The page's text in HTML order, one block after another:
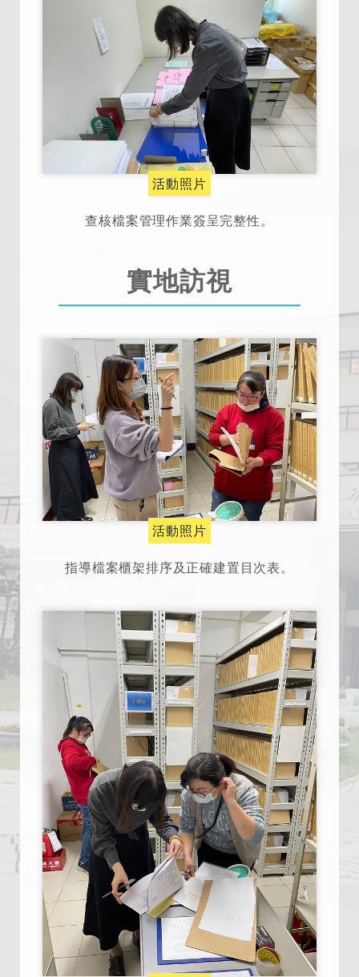
活動照片
查核檔案管理作業簽呈完整性。
實地訪視
活動照片
指導檔案櫃架排序及正確建置目次表。